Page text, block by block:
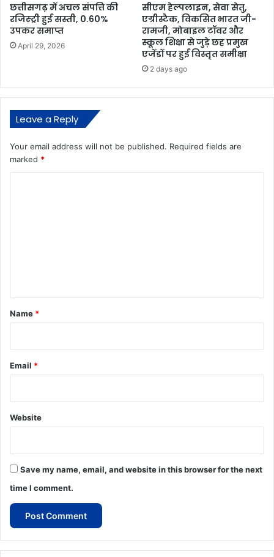
छत्तीसगढ़ में अचल संपत्ति की
रजिस्ट्री हुई सस्ती, 0.60%
उपकर समाप्त
April 29, 2026
सीएम हेल्पलाइन, सेवा सेतु,
एग्रीस्टैक, विकसित भारत जी-
रामजी, मोबाइल टॉवर और
स्कूल शिक्षा से जुड़े छह प्रमुख
एजेंडों पर हुई विस्तृत समीक्षा
2 days ago
Leave a Reply
Your email address will not be published. Required fields are
marked *
*
Name *
Email *
Website
Save my name, email, and website in this browser for the next
time I comment.